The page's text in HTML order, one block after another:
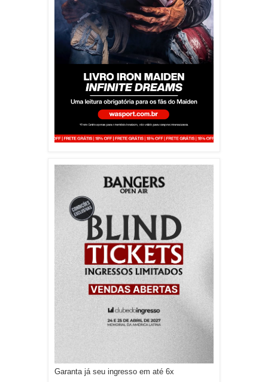
Garanta já seu ingresso em até 6x